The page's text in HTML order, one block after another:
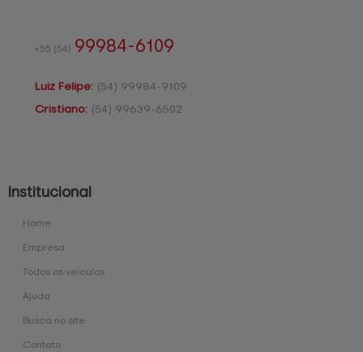
+55 (54) 99984-6109
Luiz Felipe: (54) 99984-9109
Cristiano: (54) 99639-6502
Institucional
Home
Empresa
Todos os veículos
Ajuda
Busca no site
Contato